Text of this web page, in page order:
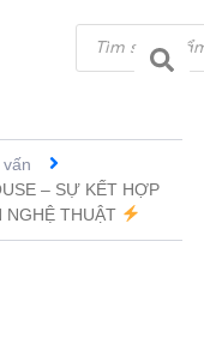
– SỰ KẾT HỢP
NGHỆ THUẬT